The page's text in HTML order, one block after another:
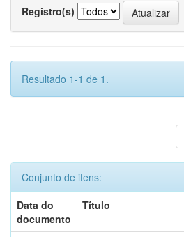
Registro(s)
Resultado 1-1 de 1.
Conjunto de itens:
Data do
documento
Título